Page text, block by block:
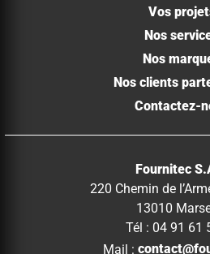
Vos
Nos
Nos
Nos clients
Contactez-
Fournitec
220 Chemin de
13010
Tél : 04 91 61
Mail :